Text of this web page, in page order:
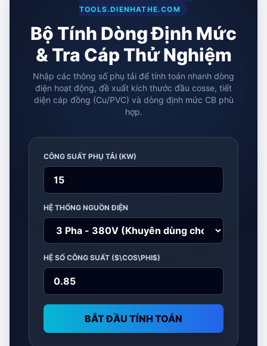
TOOLS.DIENHATHE.COM
Bộ Tính Dòng Định Mức
& Tra Cáp Thử Nghiệm
Nhập các thông số phụ tải để tính toán nhanh dòng
điện hoạt động, đề xuất kích thước đầu cosse, tiết
diện cáp đồng (Cu/PVC) và dòng định mức CB phù
hợp.
CÔNG SUẤT PHỤ TẢI (KW)
HỆ THỐNG NGUỒN ĐIỆN
HỆ SỐ CÔNG SUẤT ($\COS\PHI$)
BẮT ĐẦU TÍNH TOÁN